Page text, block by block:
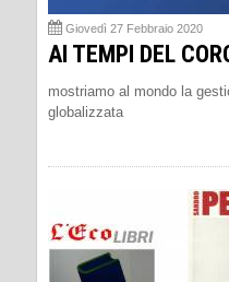
Giovedì 27 Febbraio 2020
AI TEMPI DEL
mostriamo al mondo la
globalizzata